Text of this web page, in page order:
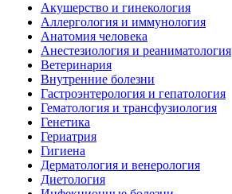
Акушерство и гинекология
Аллергология и иммунология
Анатомия человека
Анестезиология и реаниматология
Ветеринария
Внутренние болезни
Гастроэнтерология и гепатология
Гематология и трансфузиология
Генетика
Гериатрия
Гигиена
Дерматология и венерология
Диетология